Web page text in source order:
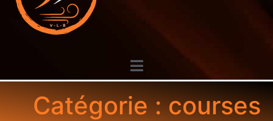
Catégorie :courses